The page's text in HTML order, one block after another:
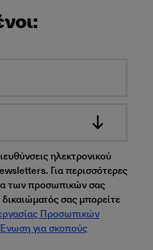
ηλεκτρονικού
Για περισσότερες
των προσωπικών σας
σας μπορείτε
Προσωπικών
για σκοπούς